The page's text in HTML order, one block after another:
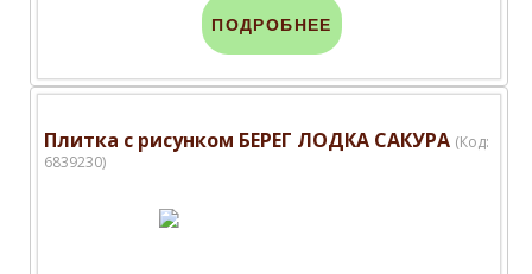
ПОДРОБНЕЕ
Плитка с рисунком БЕРЕГ ЛОДКА САКУРА (Код:
6839230)